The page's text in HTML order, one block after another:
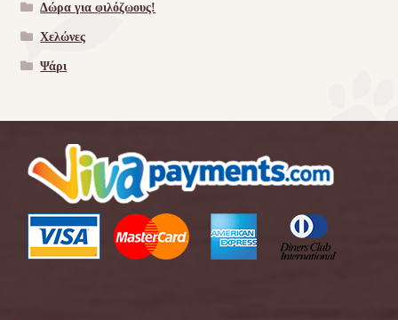
Δώρα για φιλόζωους!
Χελώνες
Ψάρι